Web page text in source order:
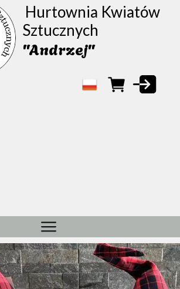
Hurtownia Kwiatów
Sztucznych
"Andrzej"